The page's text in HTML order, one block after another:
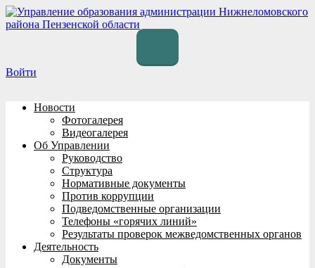
Перейти
к
Войти
Новости
Фотогалерея
Видеогалерея
Об Управлении
Руководство
Структура
Нормативные документы
Против коррупции
Подведомственные организации
Телефоны «горячих линий»
Результаты проверок межведомственных органов
Деятельность
Документы